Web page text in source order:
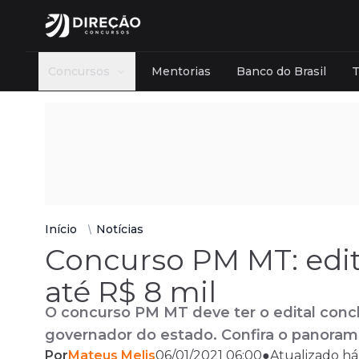
Concursos
Ibama
TJSP
Ver mais
Policial
Fale com o time comercial
Mentorias Banco do Brasil
Ver mais
Aprovados
Programa PASSE
Recursos e Correções
Professores
Afiliados
Início Notícias
Concurso PM MT:
até R$ 8 mil
O concurso PM MT deve ter o edital
governador do estado. Confira o
PorMateus Melis06/01/2021 06:00●Atualizado